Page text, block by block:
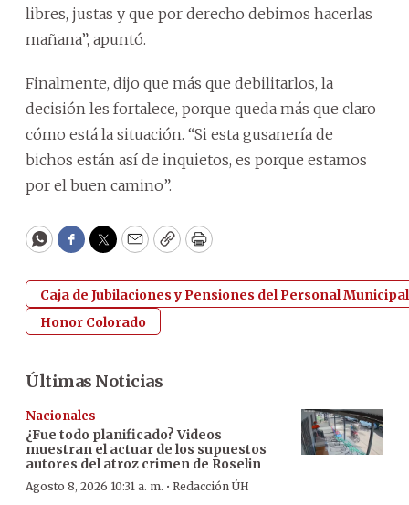
libres, justas y que por derecho debimos hacerlas
mañana”, apuntó.
Finalmente, dijo que más que debilitarlos, la
decisión les fortalece, porque queda más que claro
cómo está la situación. “Si esta gusanería de
bichos están así de inquietos, es porque estamos
por el buen camino”.
WhatsApp
Facebook
Twitter
EmailCopyPrint
Caja de Jubilaciones y Pensiones del Personal Municipal
Honor Colorado
Últimas Noticias
Nacionales
¿Fue todo planificado? Videos
muestran el actuar de los supuestos
autores del atroz crimen de Roselin
Agosto 8, 2026 10:31 a. m. · Redacción ÚH